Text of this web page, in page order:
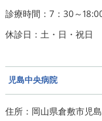
診療時間：7：30～
休診日：土・日・祝日
児島中央病院
住所：岡山県倉敷市児